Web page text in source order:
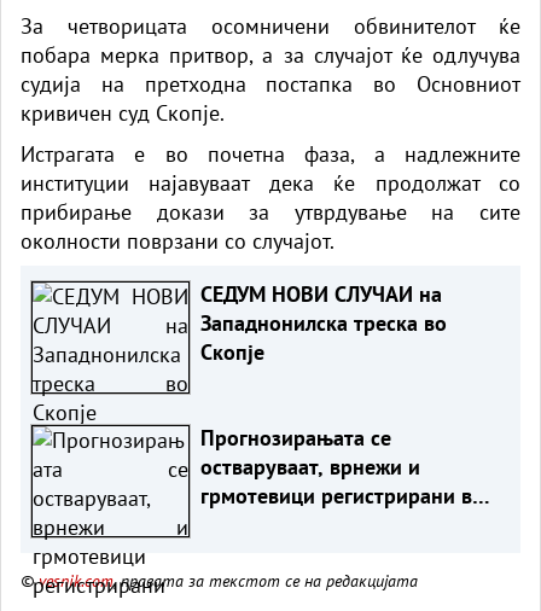
За четворицата осомничени обвинителот ќе
побара мерка притвор, а за случајот ќе одлучува
судија на претходна постапка во Основниот
кривичен суд Скопје.
Истрагата е во почетна фаза, а надлежните
институции најавуваат дека ќе продолжат со
прибирање докази за утврдување на сите
околности поврзани со случајот.
СЕДУМ НОВИ СЛУЧАИ на
Западнонилска треска во
Скопје
Прогнозирањата се
остваруваат, врнежи и
грмотевици регистрирани во
©vesnik.com, правата за текстот се на редакцијата